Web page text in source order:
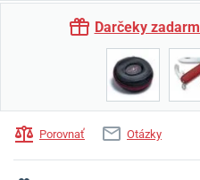
Darčeky
Porovnať Otázky